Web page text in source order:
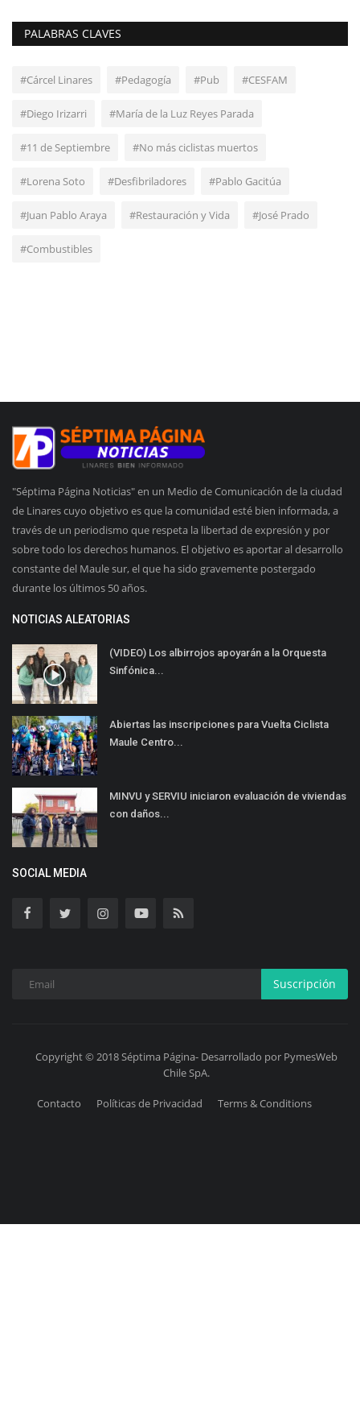
PALABRAS CLAVES
#Cárcel Linares #Pedagogía #Pub #CESFAM
#Diego Irizarri #María de la Luz Reyes Parada
#11 de Septiembre #No más ciclistas muertos
#Lorena Soto #Desfibriladores #Pablo Gacitúa
#Juan Pablo Araya #Restauración y Vida #José Prado
#Combustibles
"Séptima Página Noticias" en un Medio de Comunicación de la ciudad
de Linares cuyo objetivo es que la comunidad esté bien informada, a
través de un periodismo que respeta la libertad de expresión y por
sobre todo los derechos humanos. El objetivo es aportar al desarrollo
constante del Maule sur, el que ha sido gravemente postergado
durante los últimos 50 años.
NOTICIAS ALEATORIAS
(VIDEO) Los albirrojos apoyarán a la Orquesta
Sinfónica...
Abiertas las inscripciones para Vuelta Ciclista
Maule Centro...
MINVU y SERVIU iniciaron evaluación de viviendas
con daños...
SOCIAL MEDIA
Suscripción
Copyright © 2018 Séptima Página- Desarrollado por PymesWeb
Chile SpA.
Contacto Políticas de Privacidad Terms & Conditions